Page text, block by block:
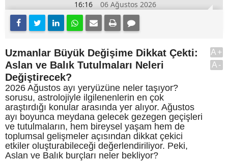
16:16 06 Ağustos 2026
Uzmanlar Büyük Değişime Dikkat Çekti:
Aslan ve Balık Tutulmaları Neleri
Değiştirecek?
2026 Ağustos ayı yeryüzüne neler taşıyor?
sorusu, astrolojiyle ilgilenenlerin en çok
araştırdığı konular arasında yer alıyor. Ağustos
ayı boyunca meydana gelecek gezegen geçişleri
ve tutulmaların, hem bireysel yaşam hem de
toplumsal gelişmeler açısından dikkat çekici
etkiler oluşturabileceği değerlendiriliyor. Peki,
Aslan ve Balık burçları neler bekliyor?
A+
A-